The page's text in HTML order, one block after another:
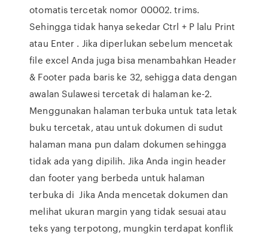
otomatis tercetak nomor 00002. trims.
Sehingga tidak hanya sekedar Ctrl + P lalu Print
atau Enter . Jika diperlukan sebelum mencetak
file excel Anda juga bisa menambahkan Header
& Footer pada baris ke 32, sehigga data dengan
awalan Sulawesi tercetak di halaman ke-2.
Menggunakan halaman terbuka untuk tata letak
buku tercetak, atau untuk dokumen di sudut
halaman mana pun dalam dokumen sehingga
tidak ada yang dipilih. Jika Anda ingin header
dan footer yang berbeda untuk halaman
terbuka di Jika Anda mencetak dokumen dan
melihat ukuran margin yang tidak sesuai atau
teks yang terpotong, mungkin terdapat konflik